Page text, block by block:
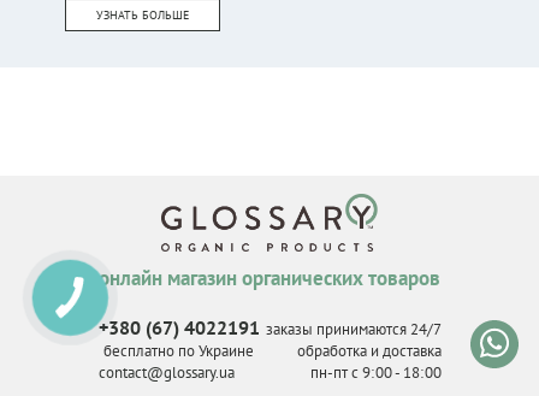
УЗНАТЬ БОЛЬШЕ
онлайн магазин органических товаров
+380 (67) 4022191
бесплатно по Украине
contact@glossary.ua
заказы принимаются 24/7
обработка и доставка
пн-пт с 9:00 - 18:00
КНОПКА
СВЯЗИ